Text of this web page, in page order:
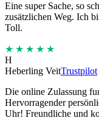
Eine super Sache, so
zusätzlichen Weg. Ich
Toll.
★★★★★
H
Heberling VeitTrustpilot
Die online Zulassung
Hervorragender
Uhr! Freundliche und